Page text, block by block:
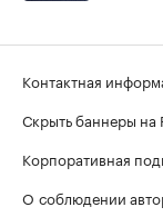
Контактная
Скрыть баннеры на
Корпоративная
О соблюдении